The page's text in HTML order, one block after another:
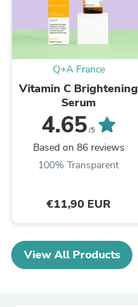
Q+A France
Vitamin C Brightening
Serum
4.65/5
Based on 86 reviews
100% Transparent
€11,90 EUR
View All Products